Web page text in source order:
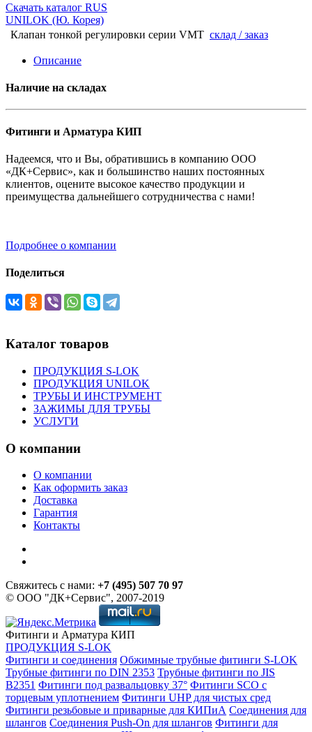
Скачать каталог RUS
UNILOK (Ю. Корея)
Клапан тонкой регулировки серии VMT склад / заказ
Описание
Наличие на складах
Фитинги и Арматура КИП
Надеемся, что и Вы, обратившись в компанию ООО
«ДК+Сервис», как и большинство наших постоянных
клиентов, оцените высокое качество продукции и
преимущества дальнейшего сотрудничества с нами!
Подробнее о компании
Поделиться
Каталог товаров
ПРОДУКЦИЯ S-LOK
ПРОДУКЦИЯ UNILOK
ТРУБЫ И ИНСТРУМЕНТ
ЗАЖИМЫ ДЛЯ ТРУБЫ
УСЛУГИ
О компании
О компании
Как оформить заказ
Доставка
Гарантия
Контакты
Свяжитесь с нами: +7 (495) 507 70 97
© ООО "ДК+Сервис", 2007-2019
Фитинги и Арматура КИП
ПРОДУКЦИЯ S-LOK
Фитинги и соединения Обжимные трубные фитинги S-LOK
Трубные фитинги по DIN 2353 Трубные фитинги по JIS
B2351 Фитинги под развальцовку 37° Фитинги SCO с
торцевым уплотнением Фитинги UHP для чистых сред
Фитинги резьбовые и приварные для КИПиА Соединения для
шлангов Соединения Push-On для шлангов Фитинги для